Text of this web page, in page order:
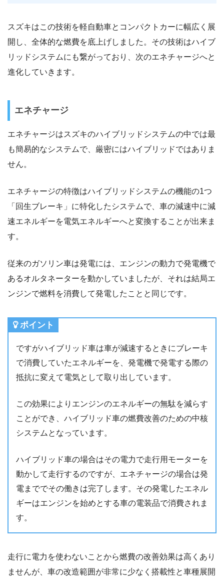
スズキはこの技術を軽自動車とコンパクトカーに幅広く展
開し、全体的な燃費を底上げしました。その技術はハイブ
リッドシステムにも繋がっており、次のエネチャージへと
進化していきます。
エネチャージ
エネチャージはスズキのハイブリッドシステムの中では最
も簡易的なシステムで、厳密にはハイブリッドではありま
せん。
エネチャージの特徴はハイブリッドシステムの機能の1つ
「回生ブレーキ」に特化したシステムで、車の減速中に減
速エネルギーを電気エネルギーへと変換することが出来ま
す。
従来のガソリン車は発電には、エンジンの動力で発電機で
あるオルタネーターを動かしていましたが、それは結局エ
ンジンで燃料を消費して発電したことと同じです。
ポイント
ですがハイブリッド車は車が減速するときにブレーキ
で消費していたエネルギーを、発電機で発電する際の
抵抗に変えて電気として取り出しています。
この効果によりエンジンのエネルギーの無駄を減らす
ことができ、ハイブリッド車の燃費改善のための中核
システムとなっています。
ハイブリッド車の場合はその電力で走行用モーターを
動かして走行するのですが、エネチャージの場合は発
電まででその働きは完了します。その発電したエネル
ギーはエンジンを始めとする車の電装品で消費されま
す。
走行に電力を使わないことから燃費の改善効果は高くあり
ませんが、車の改造範囲が非常に少なく搭載性と車種展開